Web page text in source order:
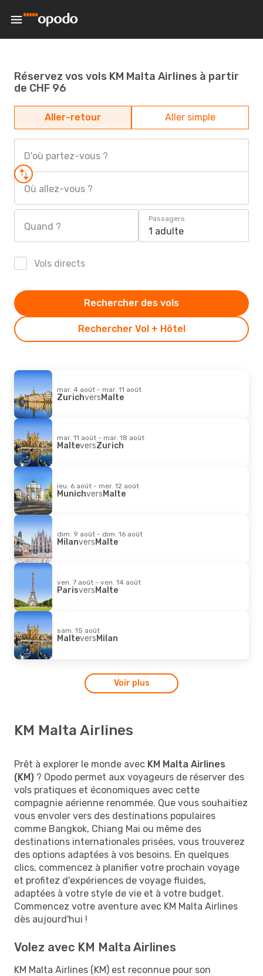
Réservez vos vols KM Malta Airlines à partir
de CHF 96
Aller-retour Aller simple
D'où partez-vous ?
Où allez-vous ?
Quand ?
Passagers
1 adulte
Vols directs
Rechercher Vol + Hôtel
Rechercher des vols
mar. 4 août - mar. 11 août
ZurichversMalte
mar. 11 août - mar. 18 août
MalteversZurich
jeu. 6 août - mer. 12 août
MunichversMalte
dim. 9 août - dim. 16 août
MilanversMalte
ven. 7 août - ven. 14 août
ParisversMalte
sam. 15 août
MalteversMilan
Voir plus
KM Malta Airlines
Prêt à explorer le monde avec KM Malta Airlines
(KM) ? Opodo permet aux voyageurs de réserver des
vols pratiques et économiques avec cette
compagnie aérienne renommée. Que vous souhaitiez
vous envoler vers des destinations populaires
comme Bangkok, Chiang Mai ou même des
destinations internationales prisées, vous trouverez
des options adaptées à vos besoins. En quelques
clics, commencez à planifier votre prochain voyage
et profitez d'expériences de voyage fluides,
adaptées à votre style de vie et à votre budget.
Commencez votre aventure avec KM Malta Airlines
dès aujourd'hui !
Volez avec KM Malta Airlines
KM Malta Airlines (KM) est reconnue pour son